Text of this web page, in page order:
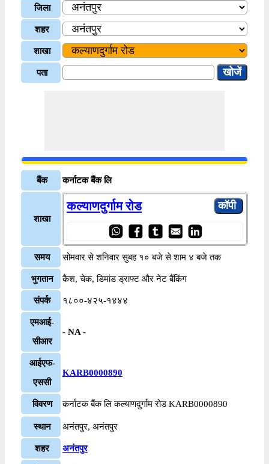
जिला
शहर
शाखा
पता
बैंक कर्नाटक बैंक लि
शाखा
कल्याणदुर्गाम रोड
समय सोमवार से शनिवार सुबह १० बजे से शाम ४ बजे तक
भुगतान कैश, चेक, डिमांड ड्राफ्ट और नेट बैंकिंग
संपर्क १८००-४२५-१४४४
एमआई-
सीआर
- NA -
आईएफ-
एससी
KARB0000890
विवरण कर्नाटक बैंक लि कल्याणदुर्गाम रोड KARB0000890
स्थान अनंतपुर, अनंतपुर
शहर अनंतपुर